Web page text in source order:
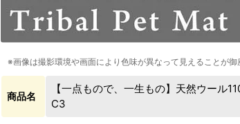
※画像は撮影環境や画面により色味が異なって見えることが
商品名
【一点もので、一生もの】天然ウール
C3